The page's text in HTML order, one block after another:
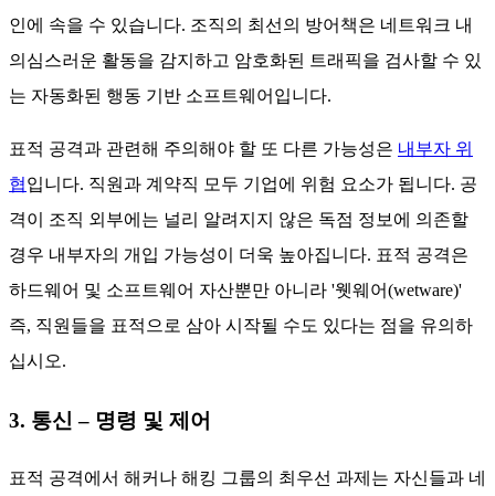
인에 속을 수 있습니다. 조직의 최선의 방어책은 네트워크 내
의심스러운 활동을 감지하고 암호화된 트래픽을 검사할 수 있
는 자동화된 행동 기반 소프트웨어입니다.
표적 공격과 관련해 주의해야 할 또 다른 가능성은 내부자 위
협입니다. 직원과 계약직 모두 기업에 위험 요소가 됩니다. 공
격이 조직 외부에는 널리 알려지지 않은 독점 정보에 의존할
경우 내부자의 개입 가능성이 더욱 높아집니다. 표적 공격은
하드웨어 및 소프트웨어 자산뿐만 아니라 '웻웨어(wetware)'
즉, 직원들을 표적으로 삼아 시작될 수도 있다는 점을 유의하
십시오.
3. 통신 – 명령 및 제어
표적 공격에서 해커나 해킹 그룹의 최우선 과제는 자신들과 네